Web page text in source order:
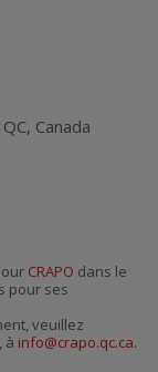
QC, Canada
CRAPO dans le
pour ses
veuillez
, à info@crapo.qc.ca.